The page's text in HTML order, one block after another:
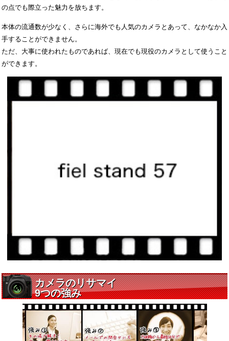
の点でも際立った魅力を放ちます。
本体の流通数が少なく、さらに海外でも人気のカメラとあって、なかなか入
手することができません。
ただ、大事に使われたものであれば、現在でも現役のカメラとして使うこと
ができます。